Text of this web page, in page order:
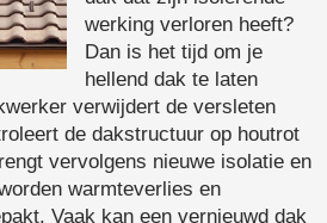
werking verloren heeft?
Dan is het tijd om je
hellend dak te laten
verwijdert de versleten
de dakstructuur op houtrot
vervolgens nieuwe isolatie en
warmteverlies en
Vaak kan een vernieuwd dak